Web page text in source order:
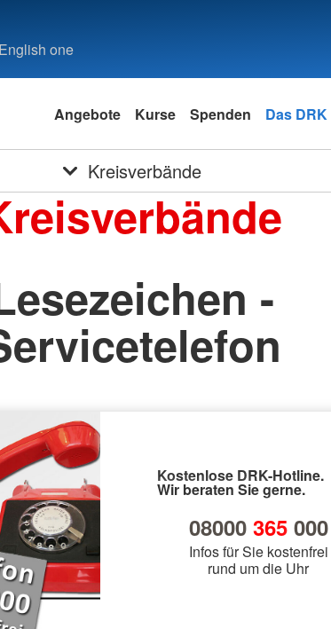
one
Angebote Kurse Spenden Das DRK
Kreisverbände
-
Kostenlose DRK-Hotline.
Wir beraten Sie gerne.
08000 365000
Infos für Sie kostenfrei
rund um die Uhr